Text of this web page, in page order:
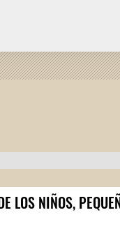
LOS NIÑOS,